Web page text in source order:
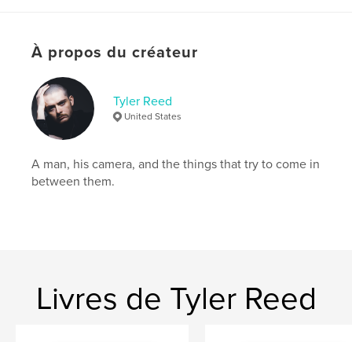
Mots-clés
À propos du créateur
Tyler Reed
United States
A man, his camera, and the things that try to come in
between them.
Livres de Tyler Reed